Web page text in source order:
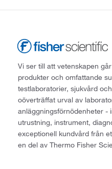
Vi ser till att vetenskapen
produkter och omfattande
testlaboratorier, sjukvård
oöverträffat urval av
anläggningsförnödenheter -
utrustning, instrument,
exceptionell kundvård från
en del av Thermo Fisher